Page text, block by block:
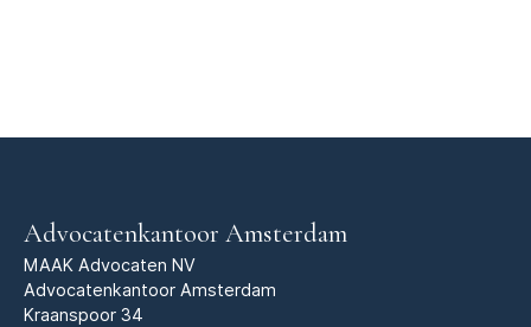
Advocatenkantoor Amsterdam
MAAK Advocaten NV
Advocatenkantoor Amsterdam
Kraanspoor 34